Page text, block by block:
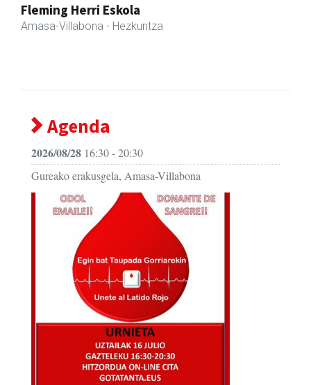
Zubimusu Ikastola
Amasa-Villabona
Agenda
2026/08/28 16:30 - 20:30
Gureako erakusgela, Amasa-Villabona